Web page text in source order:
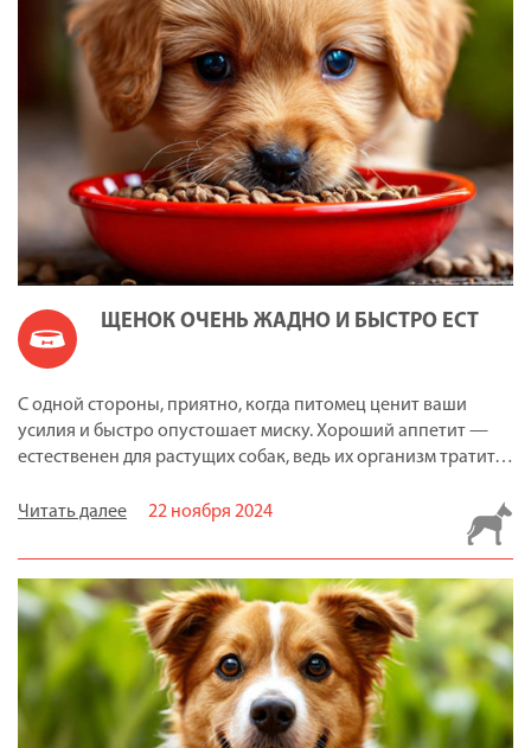
ЩЕНОК ОЧЕНЬ ЖАДНО И БЫСТРО ЕСТ
С одной стороны, приятно, когда питомец ценит ваши
усилия и быстро опустошает миску. Хороший аппетит —
естественен для растущих собак, ведь их организм тратит…
Читать далее 22 ноября 2024